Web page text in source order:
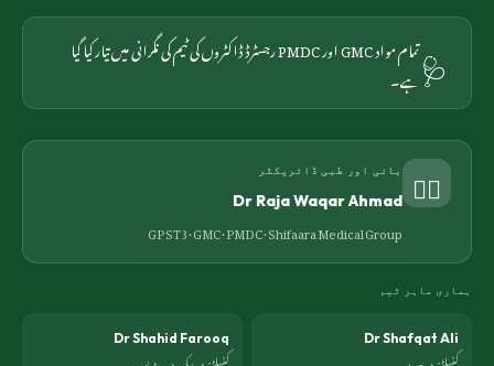
🩺
تمام مواد GMC اور PMDC رجسٹرڈ ڈاکٹروں کی ٹیم کی نگرانی میں تیار کیا گیا
ہے۔
👨‍⚕️ بانی اور طبی ڈائریکٹر
Dr Raja Waqar Ahmad
GP ST3 · GMC · PMDC ·Shifaara Medical Group
ہماری ماہر ٹیم
Dr Shafqat Ali
Dr Shahid Farooq